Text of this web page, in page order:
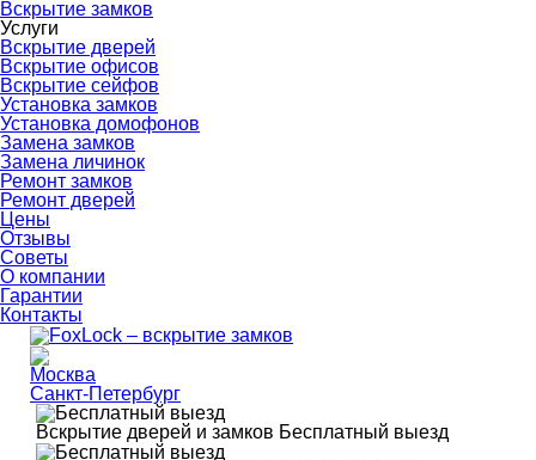
Вскрытие замков
Услуги
Вскрытие дверей
Вскрытие офисов
Вскрытие сейфов
Установка замков
Установка домофонов
Замена замков
Замена личинок
Ремонт замков
Ремонт дверей
Цены
Отзывы
Советы
О компании
Гарантии
Контакты
Москва
Санкт-Петербург
Вскрытие дверей и замков Бесплатный выезд